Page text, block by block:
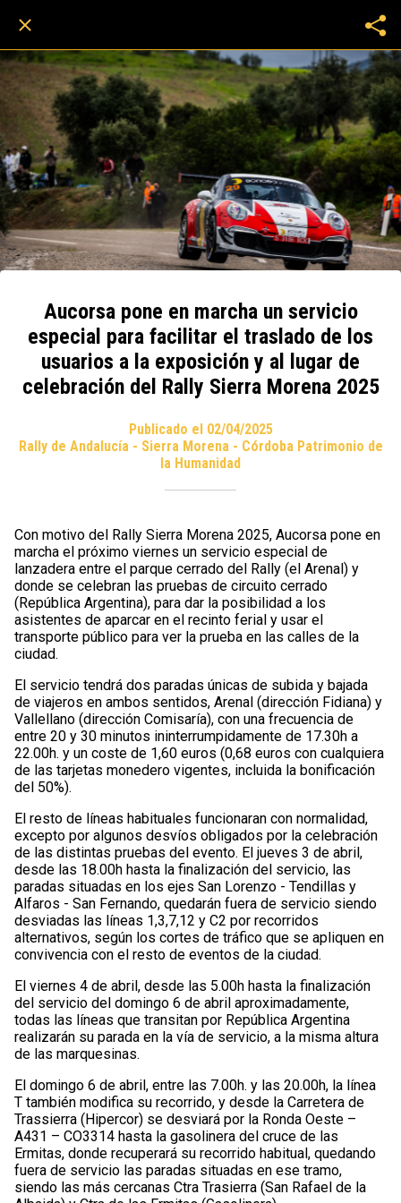
Aucorsa pone en marcha un servicio
especial para facilitar el traslado de los
usuarios a la exposición y al lugar de
celebración del Rally Sierra Morena 2025
Publicado el 02/04/2025
Rally de Andalucía - Sierra Morena - Córdoba Patrimonio de
la Humanidad
Con motivo del Rally Sierra Morena 2025, Aucorsa pone en
marcha el próximo viernes un servicio especial de
lanzadera entre el parque cerrado del Rally (el Arenal) y
donde se celebran las pruebas de circuito cerrado
(República Argentina), para dar la posibilidad a los
asistentes de aparcar en el recinto ferial y usar el
transporte público para ver la prueba en las calles de la
ciudad.
El servicio tendrá dos paradas únicas de subida y bajada
de viajeros en ambos sentidos, Arenal (dirección Fidiana) y
Vallellano (dirección Comisaría), con una frecuencia de
entre 20 y 30 minutos ininterrumpidamente de 17.30h a
22.00h. y un coste de 1,60 euros (0,68 euros con cualquiera
de las tarjetas monedero vigentes, incluida la bonificación
del 50%).
El resto de líneas habituales funcionaran con normalidad,
excepto por algunos desvíos obligados por la celebración
de las distintas pruebas del evento. El jueves 3 de abril,
desde las 18.00h hasta la finalización del servicio, las
paradas situadas en los ejes San Lorenzo - Tendillas y
Alfaros - San Fernando, quedarán fuera de servicio siendo
desviadas las líneas 1,3,7,12 y C2 por recorridos
alternativos, según los cortes de tráfico que se apliquen en
convivencia con el resto de eventos de la ciudad.
El viernes 4 de abril, desde las 5.00h hasta la finalización
del servicio del domingo 6 de abril aproximadamente,
todas las líneas que transitan por República Argentina
realizarán su parada en la vía de servicio, a la misma altura
de las marquesinas.
El domingo 6 de abril, entre las 7.00h. y las 20.00h, la línea
T también modifica su recorrido, y desde la Carretera de
Trassierra (Hipercor) se desviará por la Ronda Oeste –
A431 – CO3314 hasta la gasolinera del cruce de las
Ermitas, donde recuperará su recorrido habitual, quedando
fuera de servicio las paradas situadas en ese tramo,
siendo las más cercanas Ctra Trasierra (San Rafael de la